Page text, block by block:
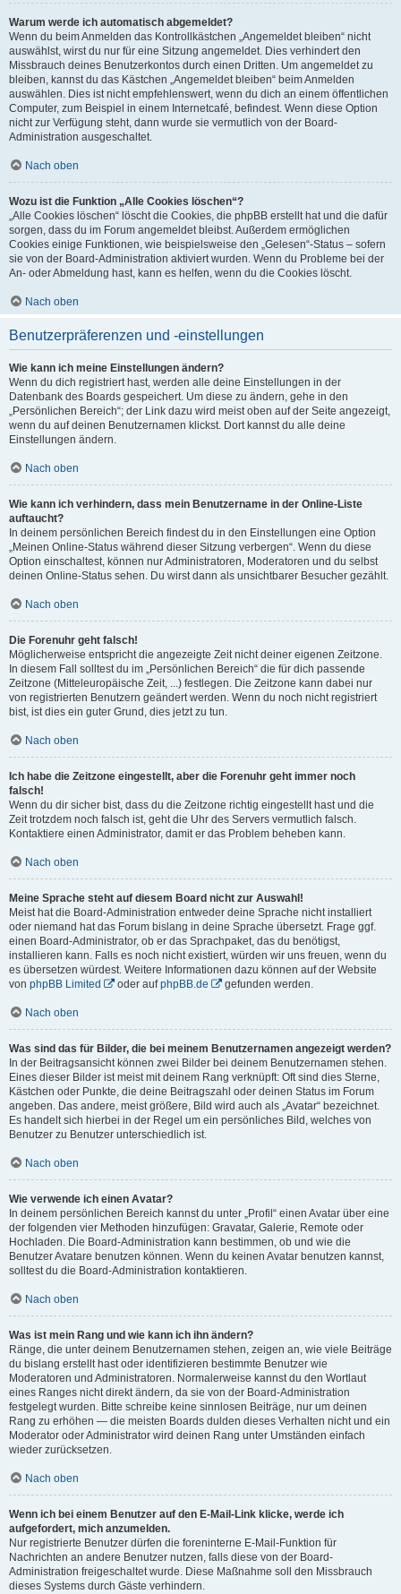
Warum werde ich automatisch abgemeldet?
Wenn du beim Anmelden das Kontrollkästchen „Angemeldet bleiben“ nicht
auswählst, wirst du nur für eine Sitzung angemeldet. Dies verhindert den
Missbrauch deines Benutzerkontos durch einen Dritten. Um angemeldet zu
bleiben, kannst du das Kästchen „Angemeldet bleiben“ beim Anmelden
auswählen. Dies ist nicht empfehlenswert, wenn du dich an einem öffentlichen
Computer, zum Beispiel in einem Internetcafé, befindest. Wenn diese Option
nicht zur Verfügung steht, dann wurde sie vermutlich von der Board-
Administration ausgeschaltet.
Nach oben
Wozu ist die Funktion „Alle Cookies löschen“?
„Alle Cookies löschen“ löscht die Cookies, die phpBB erstellt hat und die dafür
sorgen, dass du im Forum angemeldet bleibst. Außerdem ermöglichen
Cookies einige Funktionen, wie beispielsweise den „Gelesen“-Status – sofern
sie von der Board-Administration aktiviert wurden. Wenn du Probleme bei der
An- oder Abmeldung hast, kann es helfen, wenn du die Cookies löscht.
Nach oben
Benutzerpräferenzen und -einstellungen
Wie kann ich meine Einstellungen ändern?
Wenn du dich registriert hast, werden alle deine Einstellungen in der
Datenbank des Boards gespeichert. Um diese zu ändern, gehe in den
„Persönlichen Bereich“; der Link dazu wird meist oben auf der Seite angezeigt,
wenn du auf deinen Benutzernamen klickst. Dort kannst du alle deine
Einstellungen ändern.
Nach oben
Wie kann ich verhindern, dass mein Benutzername in der Online-Liste
auftaucht?
In deinem persönlichen Bereich findest du in den Einstellungen eine Option
„Meinen Online-Status während dieser Sitzung verbergen“. Wenn du diese
Option einschaltest, können nur Administratoren, Moderatoren und du selbst
deinen Online-Status sehen. Du wirst dann als unsichtbarer Besucher gezählt.
Nach oben
Die Forenuhr geht falsch!
Möglicherweise entspricht die angezeigte Zeit nicht deiner eigenen Zeitzone.
In diesem Fall solltest du im „Persönlichen Bereich“ die für dich passende
Zeitzone (Mitteleuropäische Zeit, ...) festlegen. Die Zeitzone kann dabei nur
von registrierten Benutzern geändert werden. Wenn du noch nicht registriert
bist, ist dies ein guter Grund, dies jetzt zu tun.
Nach oben
Ich habe die Zeitzone eingestellt, aber die Forenuhr geht immer noch
falsch!
Wenn du dir sicher bist, dass du die Zeitzone richtig eingestellt hast und die
Zeit trotzdem noch falsch ist, geht die Uhr des Servers vermutlich falsch.
Kontaktiere einen Administrator, damit er das Problem beheben kann.
Nach oben
Meine Sprache steht auf diesem Board nicht zur Auswahl!
Meist hat die Board-Administration entweder deine Sprache nicht installiert
oder niemand hat das Forum bislang in deine Sprache übersetzt. Frage ggf.
einen Board-Administrator, ob er das Sprachpaket, das du benötigst,
installieren kann. Falls es noch nicht existiert, würden wir uns freuen, wenn du
es übersetzen würdest. Weitere Informationen dazu können auf der Website
von phpBB Limited oder aufphpBB.de gefunden werden.
Nach oben
Was sind das für Bilder, die bei meinem Benutzernamen angezeigt werden?
In der Beitragsansicht können zwei Bilder bei deinem Benutzernamen stehen.
Eines dieser Bilder ist meist mit deinem Rang verknüpft: Oft sind dies Sterne,
Kästchen oder Punkte, die deine Beitragszahl oder deinen Status im Forum
angeben. Das andere, meist größere, Bild wird auch als „Avatar“ bezeichnet.
Es handelt sich hierbei in der Regel um ein persönliches Bild, welches von
Benutzer zu Benutzer unterschiedlich ist.
Nach oben
Wie verwende ich einen Avatar?
In deinem persönlichen Bereich kannst du unter „Profil“ einen Avatar über eine
der folgenden vier Methoden hinzufügen: Gravatar, Galerie, Remote oder
Hochladen. Die Board-Administration kann bestimmen, ob und wie die
Benutzer Avatare benutzen können. Wenn du keinen Avatar benutzen kannst,
solltest du die Board-Administration kontaktieren.
Nach oben
Was ist mein Rang und wie kann ich ihn ändern?
Ränge, die unter deinem Benutzernamen stehen, zeigen an, wie viele Beiträge
du bislang erstellt hast oder identifizieren bestimmte Benutzer wie
Moderatoren und Administratoren. Normalerweise kannst du den Wortlaut
eines Ranges nicht direkt ändern, da sie von der Board-Administration
festgelegt wurden. Bitte schreibe keine sinnlosen Beiträge, nur um deinen
Rang zu erhöhen — die meisten Boards dulden dieses Verhalten nicht und ein
Moderator oder Administrator wird deinen Rang unter Umständen einfach
wieder zurücksetzen.
Nach oben
Wenn ich bei einem Benutzer auf den E-Mail-Link klicke, werde ich
aufgefordert, mich anzumelden.
Nur registrierte Benutzer dürfen die foreninterne E-Mail-Funktion für
Nachrichten an andere Benutzer nutzen, falls diese von der Board-
Administration freigeschaltet wurde. Diese Maßnahme soll den Missbrauch
dieses Systems durch Gäste verhindern.